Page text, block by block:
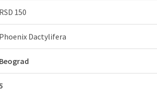
RSD 150
Phoenix Dactylifera
Beograd